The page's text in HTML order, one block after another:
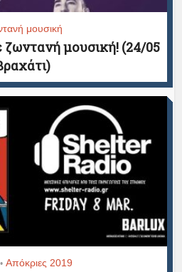
μουσική
ζωντανή μουσική! (24/05
• Απόκριες 2019